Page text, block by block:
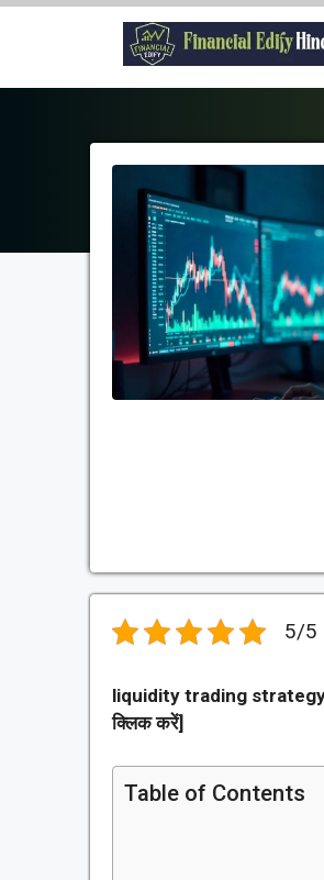
Skip
5/5
liquidity trading
क्लिक करें]
Table of Contents